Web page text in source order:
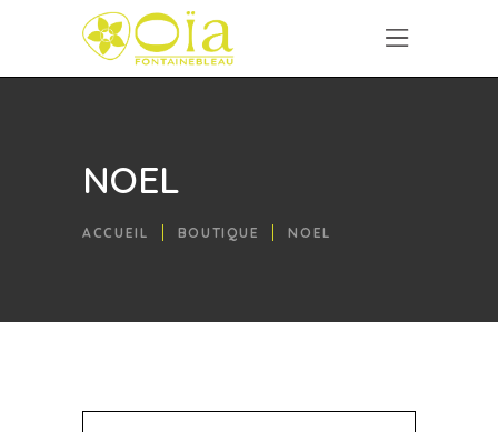
NOEL
ACCUEIL BOUTIQUE NOEL